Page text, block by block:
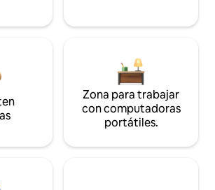
Zona para trabajar
con computadoras
portátiles.